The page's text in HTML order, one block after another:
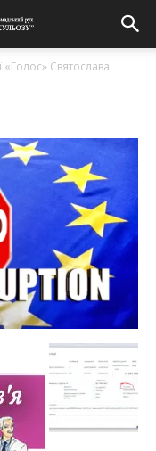
«Голос» Святослава